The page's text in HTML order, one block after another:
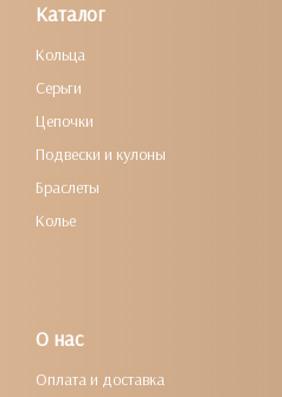
Каталог
Кольца
Серьги
Цепочки
Подвески и кулоны
Браслеты
Колье
О нас
Оплата и доставка